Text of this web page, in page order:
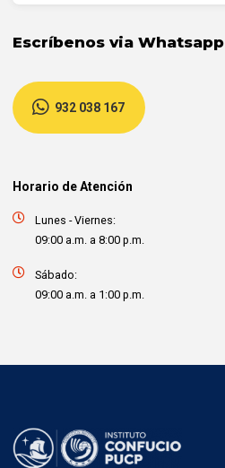
Escríbenos via Whatsapp
932 038 167
Horario de Atención
Lunes - Viernes:
09:00 a.m. a 8:00 p.m.
Sábado:
09:00 a.m. a 1:00 p.m.